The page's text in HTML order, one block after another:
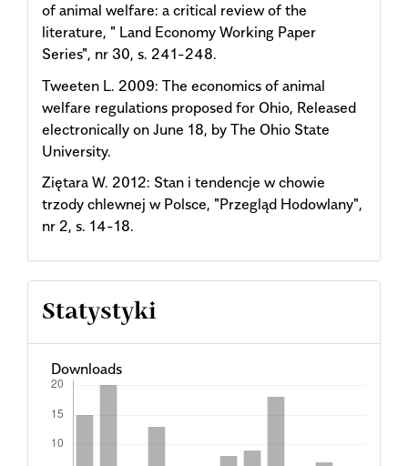
of animal welfare: a critical review of the
literature, " Land Economy Working Paper
Series", nr 30, s. 241-248.
Tweeten L. 2009: The economics of animal
welfare regulations proposed for Ohio, Released
electronically on June 18, by The Ohio State
University.
Ziętara W. 2012: Stan i tendencje w chowie
trzody chlewnej w Polsce, "Przegląd Hodowlany",
nr 2, s. 14-18.
Statystyki
Downloads